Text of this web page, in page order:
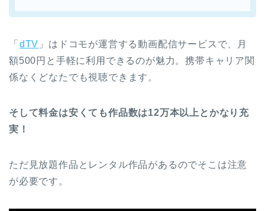
「 dTV 」はドコモが運営する動画配信サービスで、月
額500円と手軽に利用できるのが魅力。携帯キャリア関
係なくどなたでも視聴できます。
そして料金は安くても作品数は12万本以上とかなり充
実！
ただ見放題作品とレンタル作品があるのでそこは注意
が必要です。